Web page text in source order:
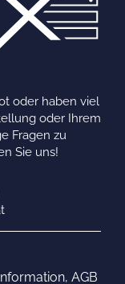
oder haben viel
oder Ihrem
Fragen zu
Sie uns!
, AGB